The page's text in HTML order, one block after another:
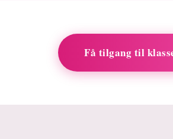
Få tilgang til